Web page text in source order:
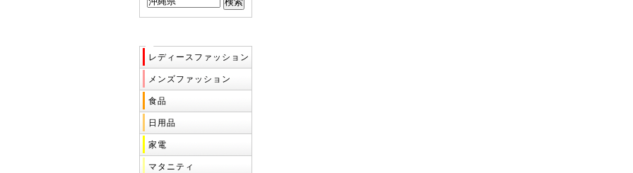
ー
レディースファッション
メンズファッション
食品
日用品
家電
マタニティ